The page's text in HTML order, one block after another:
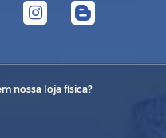
nossa loja física?